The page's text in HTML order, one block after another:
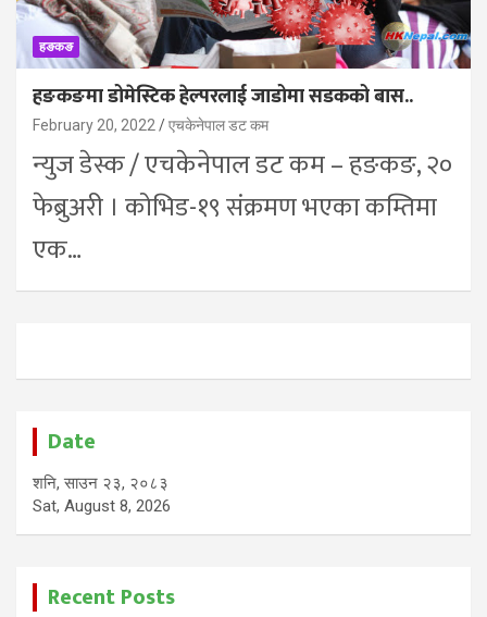
हङकङ
हङकङमा डोमेस्टिक हेल्परलाई जाडोमा सडकको बास..
February 20, 2022 एचकेनेपाल डट कम
न्युज डेस्क / एचकेनेपाल डट कम – हङकङ, २०
फेब्रुअरी । कोभिड-१९ संक्रमण भएका कम्तिमा
एक…
Date
शनि, साउन २३, २०८३
Sat, August 8, 2026
Recent Posts